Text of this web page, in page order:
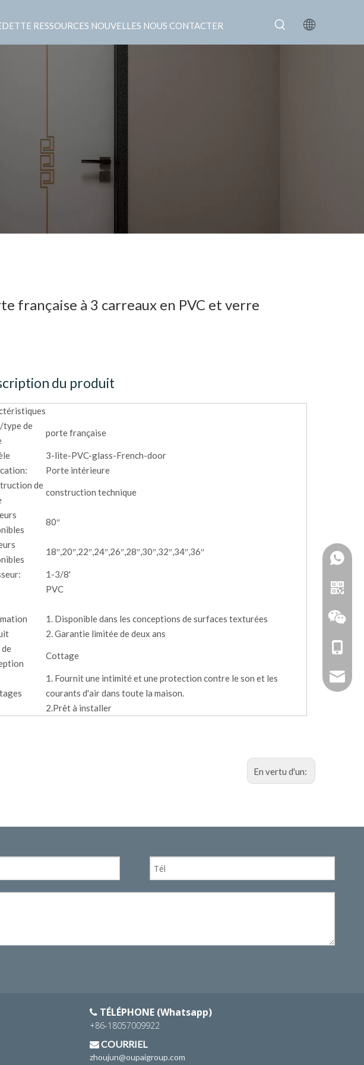
RESSOURCES NOUVELLES NOUS CONTACTER
française à 3 carreaux en PVC et verre
du produit
type de
porte française
3-lite-PVC-glass-French-door
Porte intérieure
de
construction technique
80″
18″,20″,22″,24″,26″,28″,30″,32″,34″,36″
1-3/8'
PVC
1. Disponible dans les conceptions de surfaces texturées
2. Garantie limitée de deux ans
Cottage
1. Fournit une intimité et une protection contre le son et les
courants d'air dans toute la maison.
2.Prêt à installer
En vertu d'un:
 TÉLÉPHONE (Whatsapp)
+86-18057009922
COURRIEL
zhoujun@oupaigroup.com